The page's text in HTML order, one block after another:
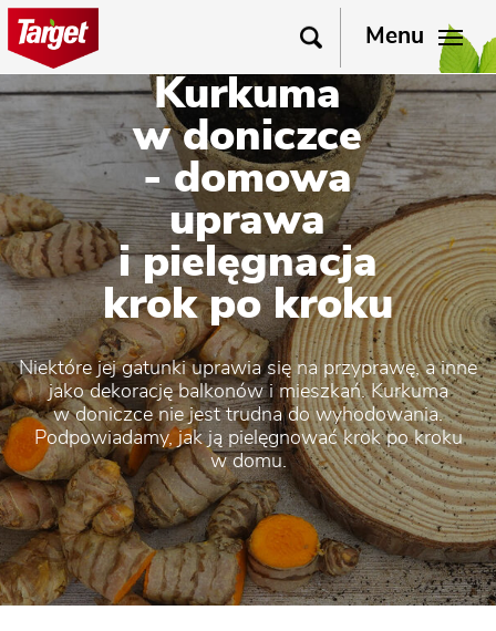
Menu
Kurkuma
w doniczce
- domowa
uprawa
i pielęgnacja
krok po kroku
Niektóre jej gatunki uprawia się na przyprawę, a inne
jako dekorację balkonów i mieszkań. Kurkuma
w doniczce nie jest trudna do wyhodowania.
Podpowiadamy, jak ją pielęgnować krok po kroku
w domu.